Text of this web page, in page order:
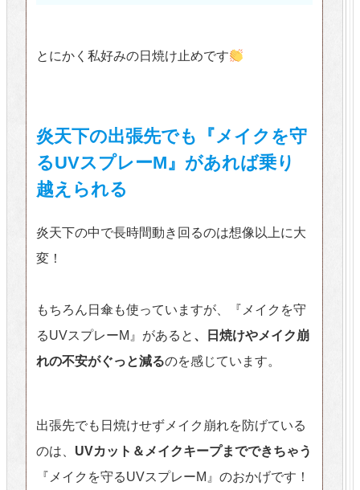
とにかく私好みの日焼け止めです
炎天下の出張先でも『メイクを守
るUVスプレーM』があれば乗り
越えられる
炎天下の中で長時間動き回るのは想像以上に大
変！
もちろん日傘も使っていますが、『メイクを守
るUVスプレーM』があると 、日焼けやメイク崩
れの不安がぐっと減るのを感じています。
出張先でも日焼けせずメイク崩れを防げている
のは、 UVカット＆メイクキープまでできちゃう
『メイクを守るUVスプレーM』のおかげです！